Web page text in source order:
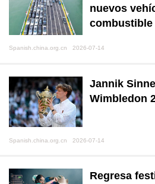
nuevos
combustible
Spanish.china.org.cn 2026-07-14
Jannik
Wimbledon
Spanish.china.org.cn 2026-07-14
Regresa